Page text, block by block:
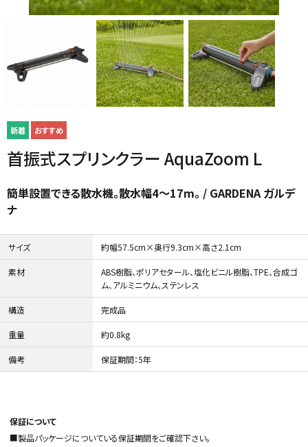
デッキ・タイル・人工芝 レイズドベッドプランター
プランター・シェルフ
ガーデンツール ラティス・フェンス
収納庫・室外機カバー 温室
プライバシーポリシー
会社概要
首振式スプリンクラー AquaZoom L
簡単設置できる散水機。散水幅4～17m。 / GARDENA ガルデ
ナ
サイズ 約幅57.5cm×奥行9.3cm×高さ2.1cm
素材
ABS樹脂、ポリアセタール、塩化ビニル樹脂、TPE、合成ゴ
ム、アルミニウム、ステンレス
構造 完成品
重量 約0.8kg
備考 保証期間：5年
保証について
■製品パッケージについている保証期間をご確認下さい。